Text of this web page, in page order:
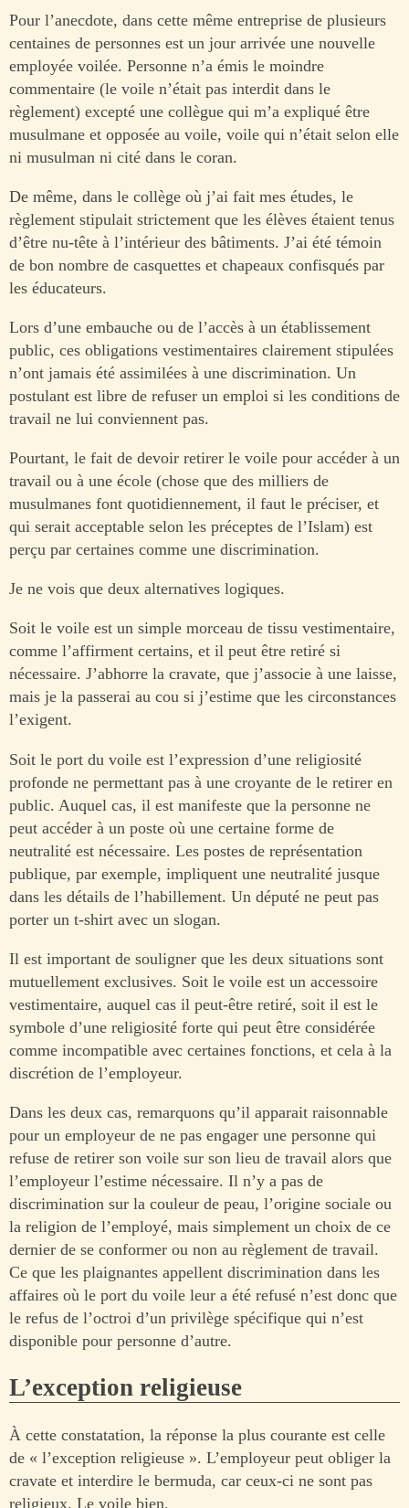
Pour l’anecdote, dans cette même entreprise de plusieurs
centaines de personnes est un jour arrivée une nouvelle
employée voilée. Personne n’a émis le moindre
commentaire (le voile n’était pas interdit dans le
règlement) excepté une collègue qui m’a expliqué être
musulmane et opposée au voile, voile qui n’était selon elle
ni musulman ni cité dans le coran.
De même, dans le collège où j’ai fait mes études, le
règlement stipulait strictement que les élèves étaient tenus
d’être nu-tête à l’intérieur des bâtiments. J’ai été témoin
de bon nombre de casquettes et chapeaux confisqués par
les éducateurs.
Lors d’une embauche ou de l’accès à un établissement
public, ces obligations vestimentaires clairement stipulées
n’ont jamais été assimilées à une discrimination. Un
postulant est libre de refuser un emploi si les conditions de
travail ne lui conviennent pas.
Pourtant, le fait de devoir retirer le voile pour accéder à un
travail ou à une école (chose que des milliers de
musulmanes font quotidiennement, il faut le préciser, et
qui serait acceptable selon les préceptes de l’Islam) est
perçu par certaines comme une discrimination.
Je ne vois que deux alternatives logiques.
Soit le voile est un simple morceau de tissu vestimentaire,
comme l’affirment certains, et il peut être retiré si
nécessaire. J’abhorre la cravate, que j’associe à une laisse,
mais je la passerai au cou si j’estime que les circonstances
l’exigent.
Soit le port du voile est l’expression d’une religiosité
profonde ne permettant pas à une croyante de le retirer en
public. Auquel cas, il est manifeste que la personne ne
peut accéder à un poste où une certaine forme de
neutralité est nécessaire. Les postes de représentation
publique, par exemple, impliquent une neutralité jusque
dans les détails de l’habillement. Un député ne peut pas
porter un t-shirt avec un slogan.
Il est important de souligner que les deux situations sont
mutuellement exclusives. Soit le voile est un accessoire
vestimentaire, auquel cas il peut-être retiré, soit il est le
symbole d’une religiosité forte qui peut être considérée
comme incompatible avec certaines fonctions, et cela à la
discrétion de l’employeur.
Dans les deux cas, remarquons qu’il apparait raisonnable
pour un employeur de ne pas engager une personne qui
refuse de retirer son voile sur son lieu de travail alors que
l’employeur l’estime nécessaire. Il n’y a pas de
discrimination sur la couleur de peau, l’origine sociale ou
la religion de l’employé, mais simplement un choix de ce
dernier de se conformer ou non au règlement de travail.
Ce que les plaignantes appellent discrimination dans les
affaires où le port du voile leur a été refusé n’est donc que
le refus de l’octroi d’un privilège spécifique qui n’est
disponible pour personne d’autre.
L’exception religieuse
À cette constatation, la réponse la plus courante est celle
de « l’exception religieuse ». L’employeur peut obliger la
cravate et interdire le bermuda, car ceux-ci ne sont pas
religieux. Le voile bien.